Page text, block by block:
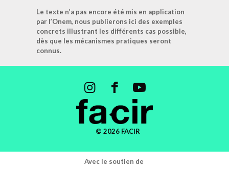
Le texte n’a pas encore été mis en application
par l’Onem, nous publierons ici des exemples
concrets illustrant les différents cas possible,
dès que les mécanismes pratiques seront
connus.
© 2026 FACIR
Avec le soutien de